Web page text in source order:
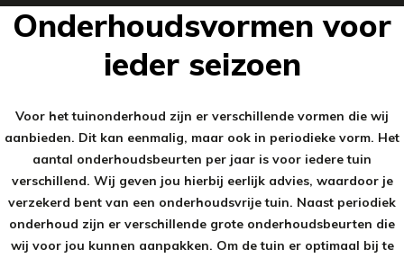
Onderhoudsvormen voor
ieder seizoen
Voor het tuinonderhoud zijn er verschillende vormen die wij
aanbieden. Dit kan eenmalig, maar ook in periodieke vorm. Het
aantal onderhoudsbeurten per jaar is voor iedere tuin
verschillend. Wij geven jou hierbij eerlijk advies, waardoor je
verzekerd bent van een onderhoudsvrije tuin. Naast periodiek
onderhoud zijn er verschillende grote onderhoudsbeurten die
wij voor jou kunnen aanpakken. Om de tuin er optimaal bij te